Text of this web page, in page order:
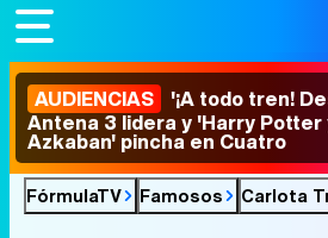
AUDIENCIAS '¡A todo tren!
Antena 3 lidera y 'Harry
Azkaban' pincha en Cuatro
FórmulaTV Famosos Carlota